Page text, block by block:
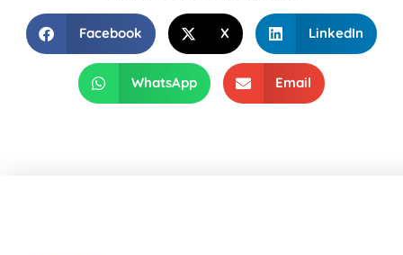
Facebook X LinkedIn
WhatsApp Email